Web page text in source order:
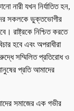
নারী যখন নির্যাতিত হন,
সকলকে ভুক্তভোগীর
রাষ্ট্রকে নিশ্চিত করতে
হবে এবং অপরাধীরা
সম্মিলিত প্রতিরোধ ও
প্রতি আমাদের
সমাজের এক গভীর